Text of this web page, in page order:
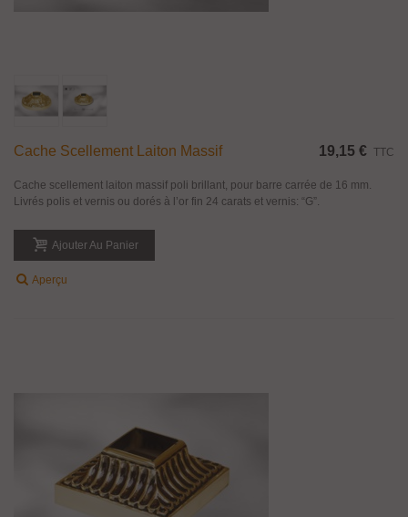
Cache Scellement Laiton Massif 19,15 € TTC
Cache scellement laiton massif poli brillant, pour barre carrée de 16 mm.
Livrés polis et vernis ou dorés à l’or fin 24 carats et vernis: “G”.
Ajouter Au Panier
Aperçu